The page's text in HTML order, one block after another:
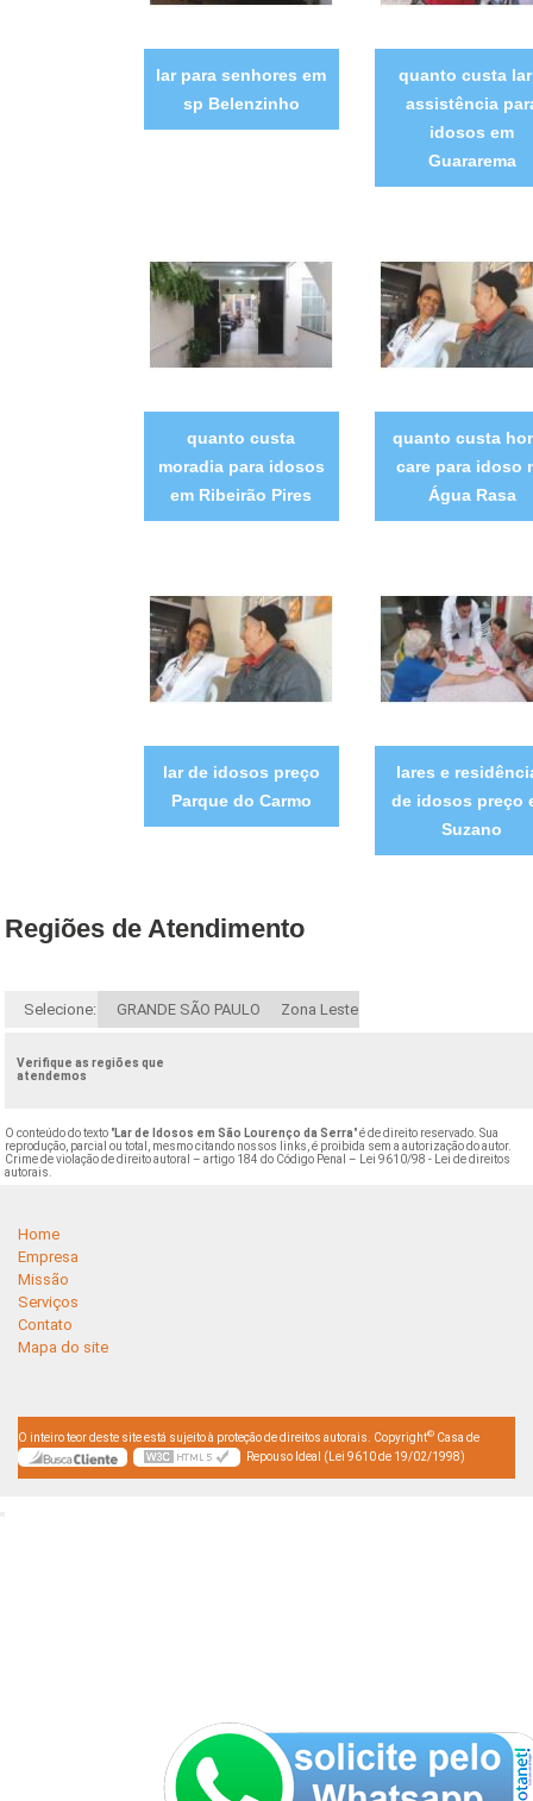
lar para senhores em
sp Belenzinho
quanto custa
assistência
idosos em
Guararema
quanto custa
moradia para idosos
em Ribeirão Pires
quanto custa
care para idoso
Água Rasa
lar de idosos preço
Parque do Carmo
lares e
de idosos preço
Suzano
Regiões de Atendimento
Selecione: GRANDE SÃO PAULO Zona Leste
Verifique as regiões que
atendemos
O conteúdo do texto "Lar de Idosos em São Lourenço da Serra" é de direito reservado. Sua
reprodução, parcial ou total, mesmo citando nossos links, é proibida sem a autorização do autor.
Crime de violação de direito autoral – artigo 184 do Código Penal –
Lei 9610/98 - Lei de direitos
autorais
Home
Empresa
Missão
Serviços
Contato
Mapa do site
O inteiro teor deste site está sujeito à proteção de direitos autorais. Copyright© Casa de
Repouso Ideal (Lei 9610 de 19/02/1998)